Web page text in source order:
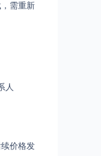
需重新
人
价格发